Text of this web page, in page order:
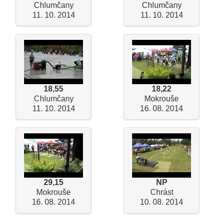
Chlumčany
11. 10. 2014
Chlumčany
11. 10. 2014
18,55
Chlumčany
11. 10. 2014
18,22
Mokrouše
16. 08. 2014
29,15
Mokrouše
16. 08. 2014
NP
Chrást
10. 08. 2014